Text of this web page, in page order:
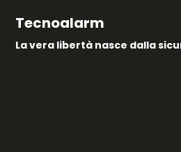
Tecnoalarm
La vera libertà nasce dalla